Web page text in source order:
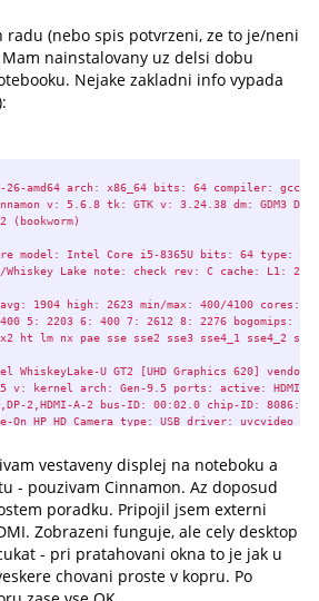
radu (nebo spis potvrzeni, ze to je/neni
Mam nainstalovany uz delsi dobu
Nejake zakladni info vypada
amd64 arch: x86_64 bits: 64 compiler: gcc
v: 5.6.8 tk: GTK v: 3.24.38 dm: GDM3
model: Intel Core i5-8365U bits: 64 type: MT
Lake note: check rev: C cache: L1: 256
1904 high: 2623 min/max: 400/4100 cores:
5: 2203 6: 400 7: 2612 8: 2276 bogomips:
ht lm nx pae sse sse2 sse3 sse4_1 sse4_2
U GT2 [UHD Graphics 620] vendor:
kernel arch: Gen-9.5 ports: active: HDMI-A-
2,HDMI-A-2 bus-ID: 00:02.0 chip-ID:
HP HD Camera type: USB driver: uvcvideo
unloaded: fbdev,vesa dri: iris gpu:
9216x3456 s-dpi: 120
A-1 mapped: HDMI-1 pos: primary,right
276E8V res: 6144x3456 dpi: 261 diag:
1 pos: left model: ChiMei InnoLux 0x139e res:
(13.2")
4.6 Mesa 22.3.6 renderer: Mesa Intel UHD
vestaveny displej na noteboku a
- pouzivam Cinnamon. Az doposud
poradku. Pripojil jsem externi
Zobrazeni funguje, ale cely desktop
- pri pratahovani okna to je jak u
chovani proste v kopru. Po